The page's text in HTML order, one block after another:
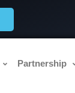
Partnership